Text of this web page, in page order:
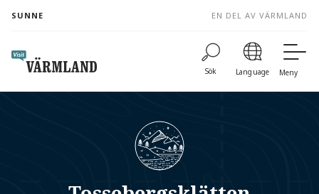
content
SUNNE EN DEL AV VÄRMLAND
Sök Language Meny